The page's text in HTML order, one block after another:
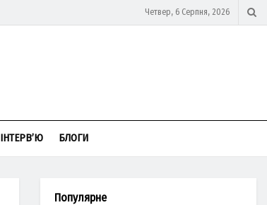
Четвер, 6 Серпня, 2026
ІНТЕРВ’Ю БЛОГИ
Популярне